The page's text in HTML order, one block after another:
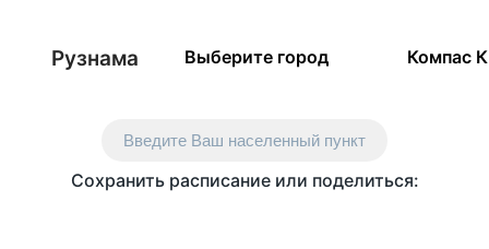
Рузнама Выберите город Компас
Введите Ваш населенный пункт
Сохранить расписание или поделиться: